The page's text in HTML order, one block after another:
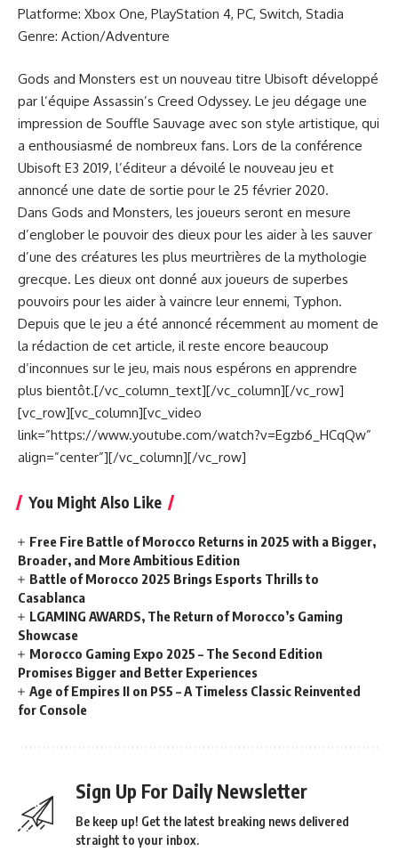
Platforme: Xbox One, PlayStation 4, PC, Switch, Stadia
Genre: Action/Adventure
Gods and Monsters est un nouveau titre Ubisoft développé
par l’équipe Assassin’s Creed Odyssey. Le jeu dégage une
impression de Souffle Sauvage avec son style artistique, qui
a enthousiasmé de nombreux fans. Lors de la conférence
Ubisoft E3 2019, l’éditeur a dévoilé le nouveau jeu et
annoncé une date de sortie pour le 25 février 2020.
Dans Gods and Monsters, les joueurs seront en mesure
d’englober le pouvoir des dieux pour les aider à les sauver
d’une des créatures les plus meurtrières de la mythologie
grecque. Les dieux ont donné aux joueurs de superbes
pouvoirs pour les aider à vaincre leur ennemi, Typhon.
Depuis que le jeu a été annoncé récemment au moment de
la rédaction de cet article, il reste encore beaucoup
d’inconnues sur le jeu, mais nous espérons en apprendre
plus bientôt.[/vc_column_text][/vc_column][/vc_row]
[vc_row][vc_column][vc_video
link=”https://www.youtube.com/watch?v=Egzb6_HCqQw”
align=”center”][/vc_column][/vc_row]
You Might Also Like
Free Fire Battle of Morocco Returns in 2025 with a Bigger,
Broader, and More Ambitious Edition
Battle of Morocco 2025 Brings Esports Thrills to
Casablanca
LGAMING AWARDS, The Return of Morocco’s Gaming
Showcase
Morocco Gaming Expo 2025 – The Second Edition
Promises Bigger and Better Experiences
Age of Empires II on PS5 – A Timeless Classic Reinvented
for Console
Sign Up For Daily Newsletter
Be keep up! Get the latest breaking news delivered
straight to your inbox.